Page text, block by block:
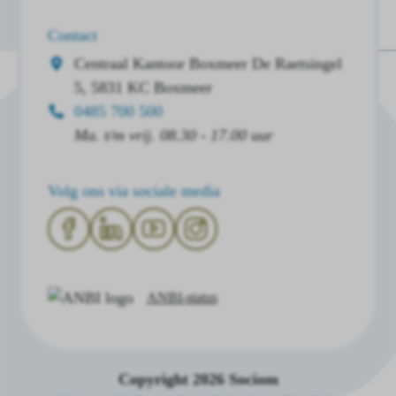
Contact
Centraal Kantoor Boxmeer De Raetsingel
5, 5831 KC Boxmeer
0485 700 500
Ma. t/m vrij. 08.30 - 17.00 uur
Volg ons via sociale media
ANBI-status
Copyright 2026 Sociom